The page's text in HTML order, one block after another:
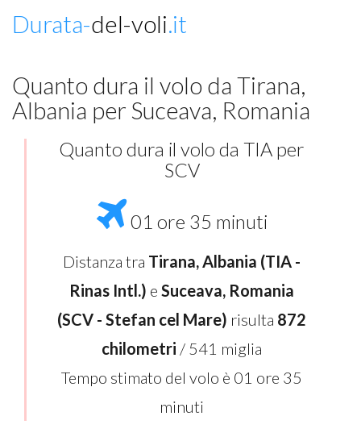
Durata-del-voli.it
Quanto dura il volo da Tirana,
Albania per Suceava, Romania
Quanto dura il volo da TIA per
SCV
01 ore 35 minuti
Distanza tra Tirana, Albania (TIA -
Rinas Intl.) e Suceava, Romania
(SCV - Stefan cel Mare) risulta 872
chilometri / 541 miglia
Tempo stimato del volo è 01 ore 35
minuti